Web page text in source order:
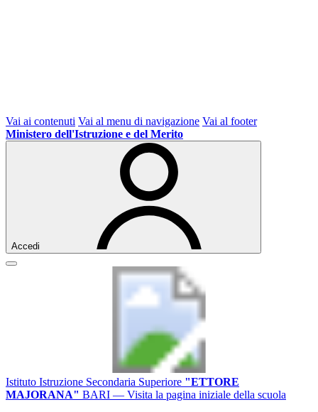
Vai ai contenuti Vai al menu di navigazione Vai al footer
Ministero dell'Istruzione e del Merito
Accedi
Istituto Istruzione Secondaria Superiore "ETTORE
MAJORANA" BARI — Visita la pagina iniziale della scuola